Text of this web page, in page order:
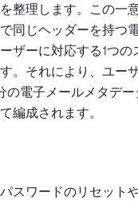
整理します。この一
同じヘッダーを持つ
ザーに対応する1つの
。それにより、ユー
の電子メールメタデ
編成されます。
スワードのリセット